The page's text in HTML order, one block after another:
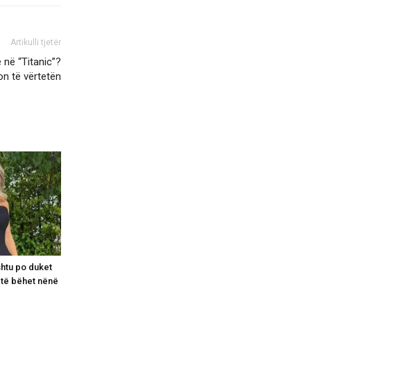
Artikulli tjetër
“Titanic”?
të vërtetën
po duket
bëhet nënë